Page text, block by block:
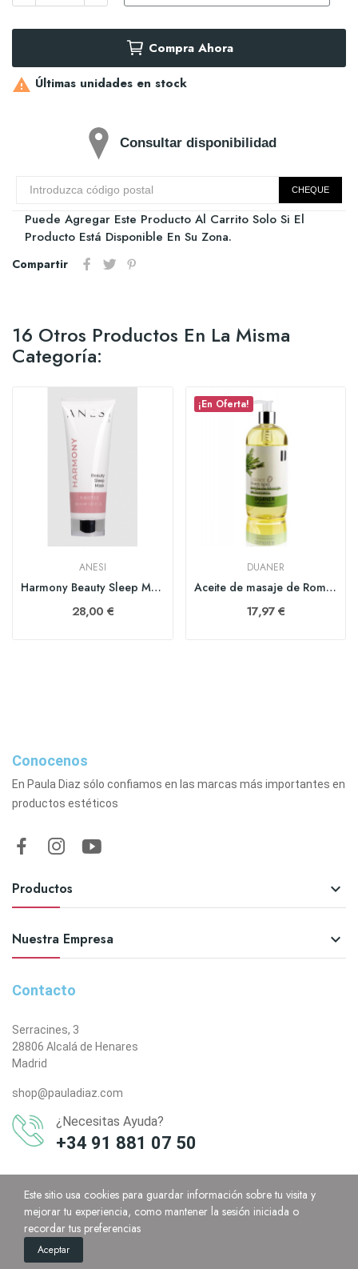
Home
Compra Ahora
 Últimas unidades en stock
Consultar disponibilidad
CHEQUE
Puede Agregar Este Producto Al Carrito Solo Si El
Producto Está Disponible En Su Zona.
Compartir
16 Otros Productos En La Misma
Categoría:
ANESI
Harmony Beauty Sleep Mask (NUEVA) 50 ml
28,00 €
¡En Oferta!
DUANER
Aceite de masaje de Romero 500ml
17,97 €
Conocenos
En Paula Diaz sólo confiamos en las marcas más importantes en
productos estéticos
Productos 
Nuestra Empresa 
Contacto
Serracines, 3
28806 Alcalá de Henares
Madrid
shop@pauladiaz.com
¿Necesitas Ayuda?
+34 91 881 07 50
Este sitio usa cookies para guardar información sobre tu visita y
mejorar tu experiencia, como mantener la sesión iniciada o
recordar tus preferencias
Aceptar